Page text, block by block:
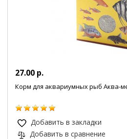
27.00 р.
Корм для аквариумных рыб
Добавить в закладки
Добавить в сравнение